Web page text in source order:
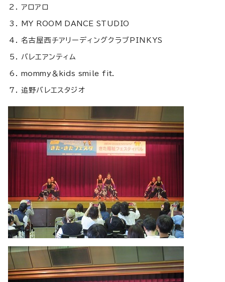
アロアロ
MY ROOM DANCE STUDIO
名古屋西チアリーディングクラブPINKYS
バレエアンティム
mommy＆kids smile fit.
追野バレエスタジオ